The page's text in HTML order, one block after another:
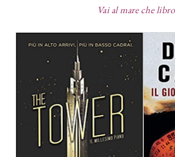
Vai al mare che